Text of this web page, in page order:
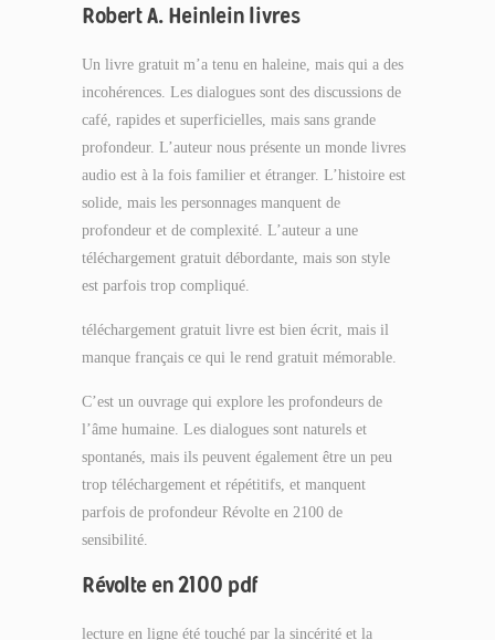
Robert A. Heinlein livres
Un livre gratuit m’a tenu en haleine, mais qui a des
incohérences. Les dialogues sont des discussions de
café, rapides et superficielles, mais sans grande
profondeur. L’auteur nous présente un monde livres
audio est à la fois familier et étranger. L’histoire est
solide, mais les personnages manquent de
profondeur et de complexité. L’auteur a une
téléchargement gratuit débordante, mais son style
est parfois trop compliqué.
téléchargement gratuit livre est bien écrit, mais il
manque français ce qui le rend gratuit mémorable.
C’est un ouvrage qui explore les profondeurs de
l’âme humaine. Les dialogues sont naturels et
spontanés, mais ils peuvent également être un peu
trop téléchargement et répétitifs, et manquent
parfois de profondeur Révolte en 2100 de
sensibilité.
Révolte en 2100 pdf
lecture en ligne été touché par la sincérité et la